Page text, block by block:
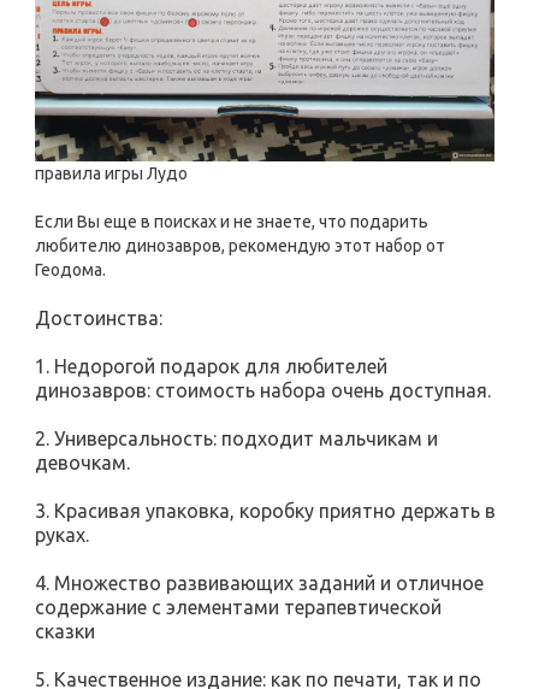
правила игры Лудо
Если Вы еще в поисках и не знаете, что подарить
любителю динозавров, рекомендую этот набор от
Геодома.
Достоинства:
1. Недорогой подарок для любителей
динозавров: стоимость набора очень доступная.
2. Универсальность: подходит мальчикам и
девочкам.
3. Красивая упаковка, коробку приятно держать в
руках.
4. Множество развивающих заданий и отличное
содержание с элементами терапевтической
сказки
5. Качественное издание: как по печати, так и по